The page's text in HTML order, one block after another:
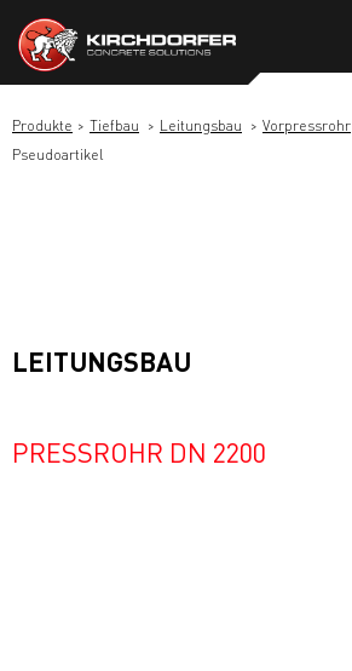
Inhalt
springen
Produkte Tiefbau Leitungsbau Vorpressrohr
Pseudoartikel
LEITUNGSBAU
PRESSROHR DN 2200